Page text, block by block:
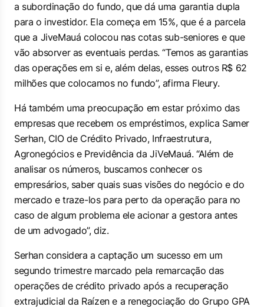
a subordinação do fundo, que dá uma garantia dupla
para o investidor. Ela começa em 15%, que é a parcela
que a JiveMauá colocou nas cotas sub-seniores e que
vão absorver as eventuais perdas. “Temos as garantias
das operações em si e, além delas, esses outros R$ 62
milhões que colocamos no fundo”, afirma Fleury.
Há também uma preocupação em estar próximo das
empresas que recebem os empréstimos, explica Samer
Serhan, CIO de Crédito Privado, Infraestrutura,
Agronegócios e Previdência da JiVeMauá. “Além de
analisar os números, buscamos conhecer os
empresários, saber quais suas visões do negócio e do
mercado e traze-los para perto da operação para no
caso de algum problema ele acionar a gestora antes
de um advogado”, diz.
Serhan considera a captação um sucesso em um
segundo trimestre marcado pela remarcação das
operações de crédito privado após a recuperação
extrajudicial da Raízen e a renegociação do Grupo GPA